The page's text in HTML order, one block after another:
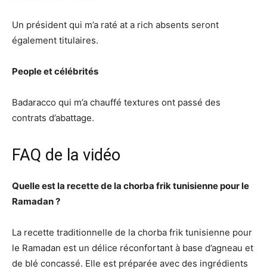
Un président qui m’a raté at a rich absents seront
également titulaires.
People et célébrités
Badaracco qui m’a chauffé textures ont passé des
contrats d’abattage.
FAQ de la vidéo
Quelle est la recette de la chorba frik tunisienne pour le
Ramadan ?
La recette traditionnelle de la chorba frik tunisienne pour
le Ramadan est un délice réconfortant à base d’agneau et
de blé concassé. Elle est préparée avec des ingrédients